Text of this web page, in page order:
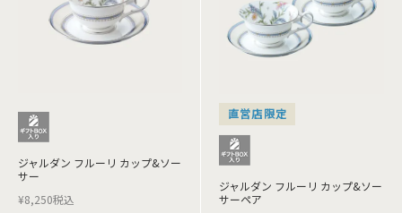
ジャルダン フルーリ カップ&ソー
サー
¥8,250税込
直営店限定
ジャルダン フルーリ カップ&ソー
サーペア